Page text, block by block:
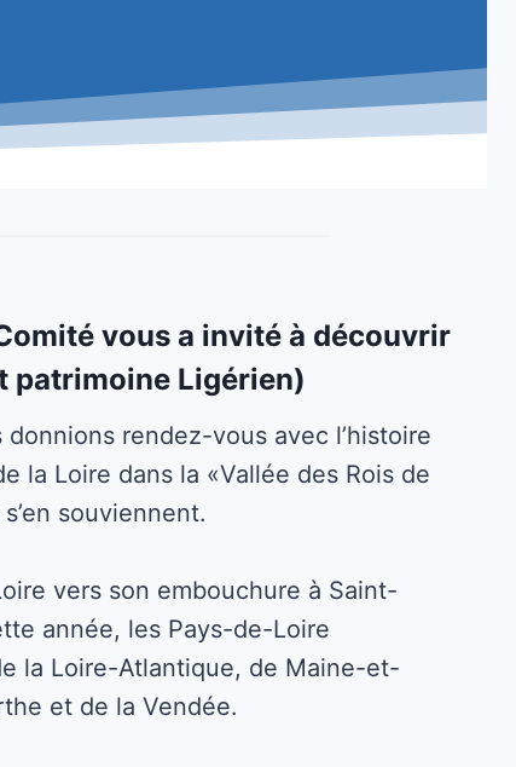
vous a invité à découvrir
patrimoine Ligérien)
rendez-vous avec l’histoire
la Loire dans la «Vallée des Rois de
souviennent.
vers son embouchure à Saint-
année, les Pays-de-Loire
la Loire-Atlantique, de Maine-et-
et de la Vendée.